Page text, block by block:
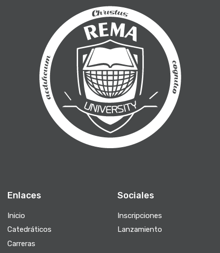
Enlaces
Inicio
Catedráticos
Carreras
Sociales
Inscripciones
Lanzamiento